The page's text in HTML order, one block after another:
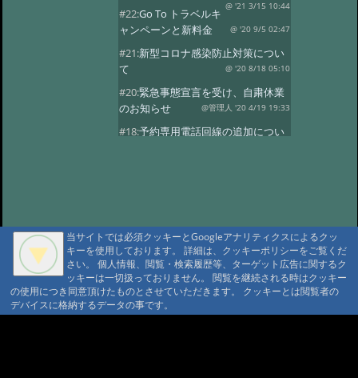
@ '21 3/15 10:44
#22:Go To トラベルキ
ャンペーンと新料金
@ '20 9/5 02:47
#21:新型コロナ感染防止対策につい
て
@ '20 8/18 05:10
#20:緊急事態宣言を受け、自粛休業
のお知らせ
@管理人 '20 4/19 19:33
#18:予約専用電話回線の追加につい
#13:ご計画の方に @ '18 7/23 00:55
#12: 4月中頃営業はじめます
@ '18 3/17 00:44
#11:今年の小屋締め、
冬期休業
当サイトでは必須クッキーとGoogleアナリティクスによるクッ
キーを使用しております。 詳細は、クッキーポリシーをご覧くだ
さい。 個人情報、閲覧・検索履歴等、ターゲット広告に関するク
ッキーは一切扱っておりません。 閲覧を継続される時はクッキー
の使用につき同意頂けたものとさせていただきます。 クッキーとは閲覧者の
デバイスに格納するデータの事です。